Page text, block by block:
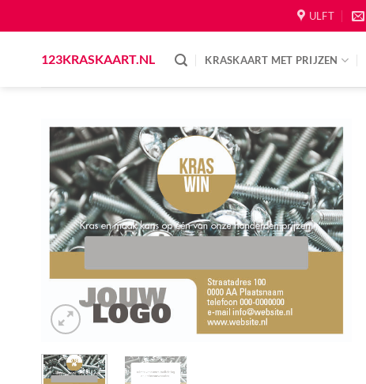
to
ULFT
123KRASKAART.NL KRASKAART MET PRIJZEN